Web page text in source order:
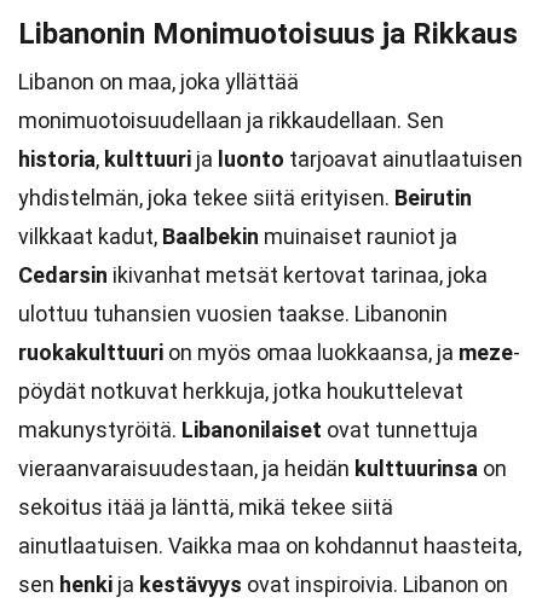
Libanonin Monimuotoisuus ja Rikkaus
Libanon on maa, joka yllättää
monimuotoisuudellaan ja rikkaudellaan. Sen
historia, kulttuuri ja luonto tarjoavat ainutlaatuisen
yhdistelmän, joka tekee siitä erityisen. Beirutin
vilkkaat kadut, Baalbekin muinaiset rauniot ja
Cedarsin ikivanhat metsät kertovat tarinaa, joka
ulottuu tuhansien vuosien taakse. Libanonin
ruokakulttuuri on myös omaa luokkaansa, ja meze-
pöydät notkuvat herkkuja, jotka houkuttelevat
makunystyröitä. Libanonilaiset ovat tunnettuja
vieraanvaraisuudestaan, ja heidän kulttuurinsa on
sekoitus itää ja länttä, mikä tekee siitä
ainutlaatuisen. Vaikka maa on kohdannut haasteita,
sen henki ja kestävyys ovat inspiroivia. Libanon on